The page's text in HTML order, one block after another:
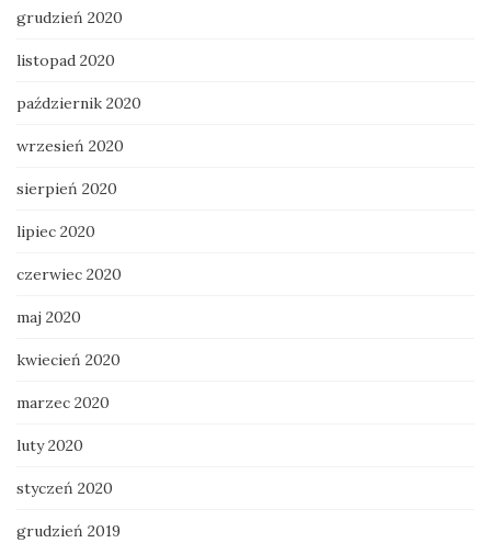
grudzień 2020
listopad 2020
październik 2020
wrzesień 2020
sierpień 2020
lipiec 2020
czerwiec 2020
maj 2020
kwiecień 2020
marzec 2020
luty 2020
styczeń 2020
grudzień 2019